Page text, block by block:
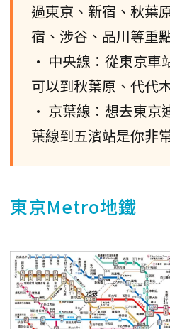
過東京、新宿、秋葉
宿、涉谷、品川等重
• 中央線：從東京車
可以到秋葉原、代代
• 京葉線：想去東京
葉線到五濱站是你非
東京Metro地鐵